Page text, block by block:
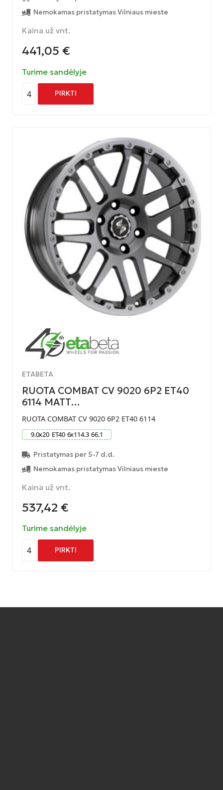
Nemokamas pristatymas Vilniaus mieste
Kaina už vnt.
441,05 €
Turime sandėlyje
4 PIRKTI
ETABETA
RUOTA COMBAT CV 9020 6P2 ET40
6114 MATT…
RUOTA COMBAT CV 9020 6P2 ET40 6114
9.0x20 ET40 6x114.3 66.1
Pristatymas per 5-7 d.d.
Nemokamas pristatymas Vilniaus mieste
Kaina už vnt.
537,42 €
Turime sandėlyje
4 PIRKTI